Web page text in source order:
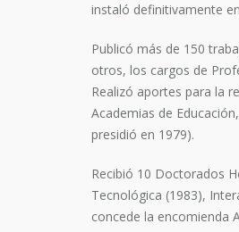
instaló definitivamente
Publicó más de 150
otros, los cargos de
Realizó aportes para la
Academias de
presidió en 1979).
Recibió 10 Doctorados
Tecnológica (1983),
concede la encomienda